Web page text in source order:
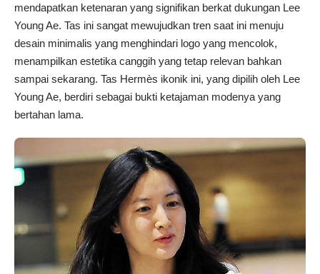
mendapatkan ketenaran yang signifikan berkat dukungan Lee
Young Ae. Tas ini sangat mewujudkan tren saat ini menuju
desain minimalis yang menghindari logo yang mencolok,
menampilkan estetika canggih yang tetap relevan bahkan
sampai sekarang. Tas Hermès ikonik ini, yang dipilih oleh Lee
Young Ae, berdiri sebagai bukti ketajaman modenya yang
bertahan lama.